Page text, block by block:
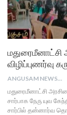
மதுரைமீனாட்சி
விழிப்புணர்வு
ANGUSAM NEWS
மதுரைமீனாட்சி
சார்பாக நேரு யுவ
சார்பில் தன்னார்வ